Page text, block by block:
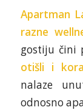
Apartman
razne
gostiju
otišli i
nalaze
odnosno